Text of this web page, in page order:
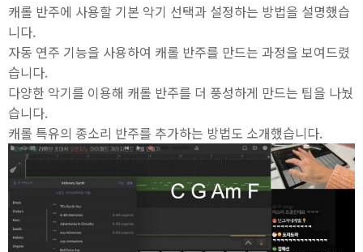
캐롤 반주에 사용할 기본 악기 선택과 설정하는 방법을 설명했습
니다.
자동 연주 기능을 사용하여 캐롤 반주를 만드는 과정을 보여드렸
습니다.
다양한 악기를 이용해 캐롤 반주를 더 풍성하게 만드는 팁을 나눴
습니다.
캐롤 특유의 종소리 반주를 추가하는 방법도 소개했습니다.